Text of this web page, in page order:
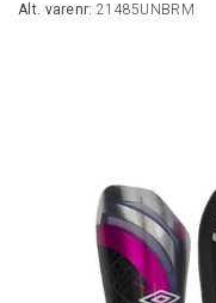
Alt. varenr: 21485UNBRM